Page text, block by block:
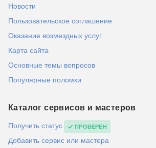
Новости
Пользовательское соглашение
Оказание возмездных услуг
Карта сайта
Основные темы вопросов
Популярные поломки
Каталог сервисов и мастеров
Получить статус ПРОВЕРЕН
Добавить сервис или мастера